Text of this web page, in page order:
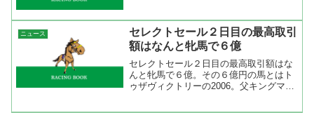
つもった雪を計ったら７センチぐらいあ
りました。今のところ止む...
ニュース
セレクトセール２日目の最高取引
額はなんと牝馬で６億
セレクトセール２日目の最高取引額はな
んと牝馬で６億。その６億円の馬とはト
ゥザヴィクトリーの2006。父キングマン